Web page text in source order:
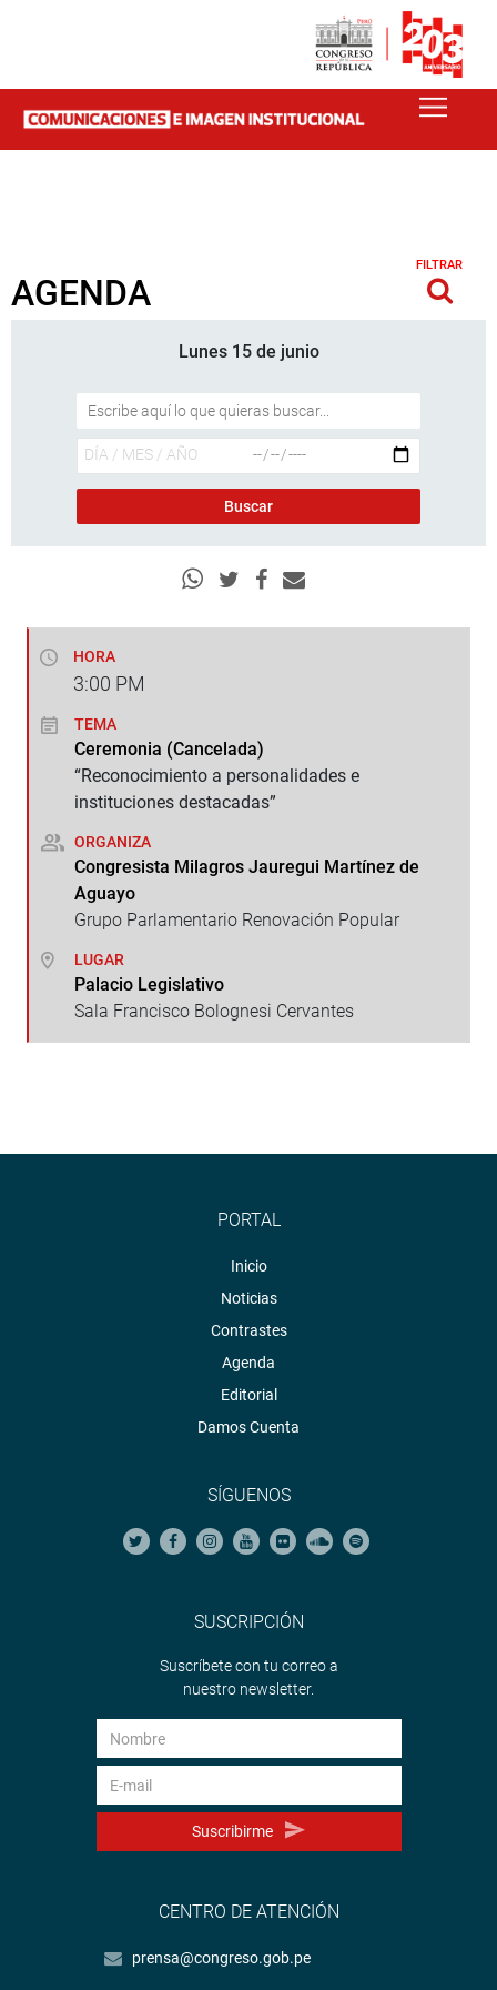
AGENDA
FILTRAR
Lunes 15 de junio
HORA
3:00 PM
TEMA
Ceremonia (Cancelada)
“Reconocimiento a personalidades e
instituciones destacadas”
ORGANIZA
Congresista Milagros Jauregui Martínez de
Aguayo
Grupo Parlamentario Renovación Popular
LUGAR
Palacio Legislativo
Sala Francisco Bolognesi Cervantes
PORTAL
Inicio
Noticias
Contrastes
Agenda
Editorial
Damos Cuenta
SÍGUENOS
SUSCRIPCIÓN
Suscríbete con tu correo a
nuestro newsletter.
Suscribirme
CENTRO DE ATENCIÓN
prensa@congreso.gob.pe